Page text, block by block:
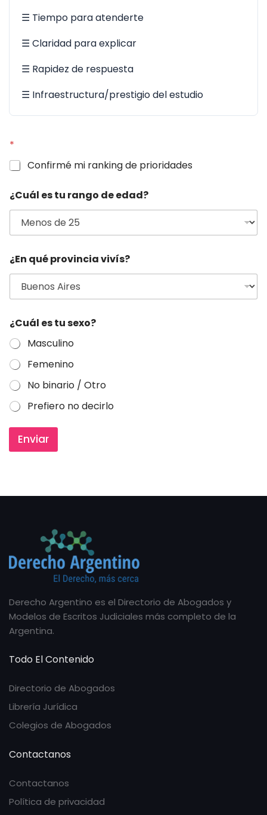
☰ Tiempo para atenderte
☰ Claridad para explicar
☰ Rapidez de respuesta
☰ Infraestructura/prestigio del estudio
e
m
e
o
r
a
j
r
í
i
a
*
Confirmé mi ranking de prioridades
¿Cuál es tu rango de edad?
¿En qué provincia vivís?
¿Cuál es tu sexo?
Masculino
Femenino
No binario / Otro
Prefiero no decirlo
Enviar
Derecho Argentino es el Directorio de Abogados y
Modelos de Escritos Judiciales más completo de la
Argentina.
Todo El Contenido
Directorio de Abogados
Librería Jurídica
Colegios de Abogados
Contactanos
Contactanos
Política de privacidad